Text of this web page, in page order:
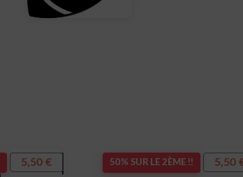
5,50 € 50% SUR LE 2ÈME !! 5,50